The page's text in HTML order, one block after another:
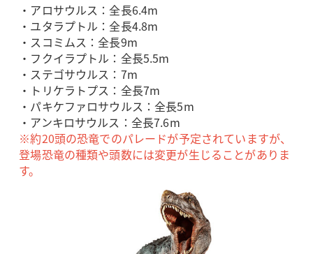
・アロサウルス：全長6.4m
・ユタラプトル：全長4.8m
・スコミムス：全長9m
・フクイラプトル：全長5.5m
・ステゴサウルス：7m
・トリケラトプス：全長7m
・パキケファロサウルス：全長5m
・アンキロサウルス：全長7.6m
※約20頭の恐竜でのパレードが予定されていますが、
登場恐竜の種類や頭数には変更が生じることがありま
す。